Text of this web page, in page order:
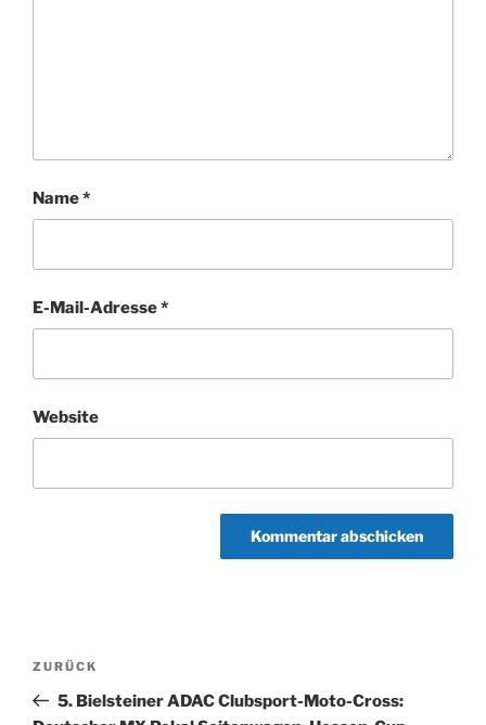
Name*
E-Mail-Adresse*
Website
Beitragsnavigation
Vorheriger
Beitrag
ZURÜCK
5. Bielsteiner ADAC Clubsport-Moto-Cross: